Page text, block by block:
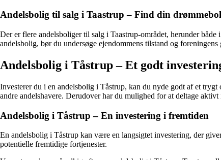
Andelsbolig til salg i Taastrup – Find din
Der er flere andelsboliger til salg i Taastrup-området, herunder
andelsbolig, bør du undersøge ejendommens tilstand og foreningens
Andelsbolig i Tåstrup – Et godt
Investerer du i en andelsbolig i Tåstrup, kan du nyde godt af et
andre andelshavere. Derudover har du mulighed for at deltage
Andelsbolig i Tåstrup – En investering i fremtiden
En andelsbolig i Tåstrup kan være en langsigtet investering, der
potentielle fremtidige fortjenester.